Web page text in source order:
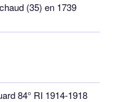
(35) en 1739
84° RI 1914-1918